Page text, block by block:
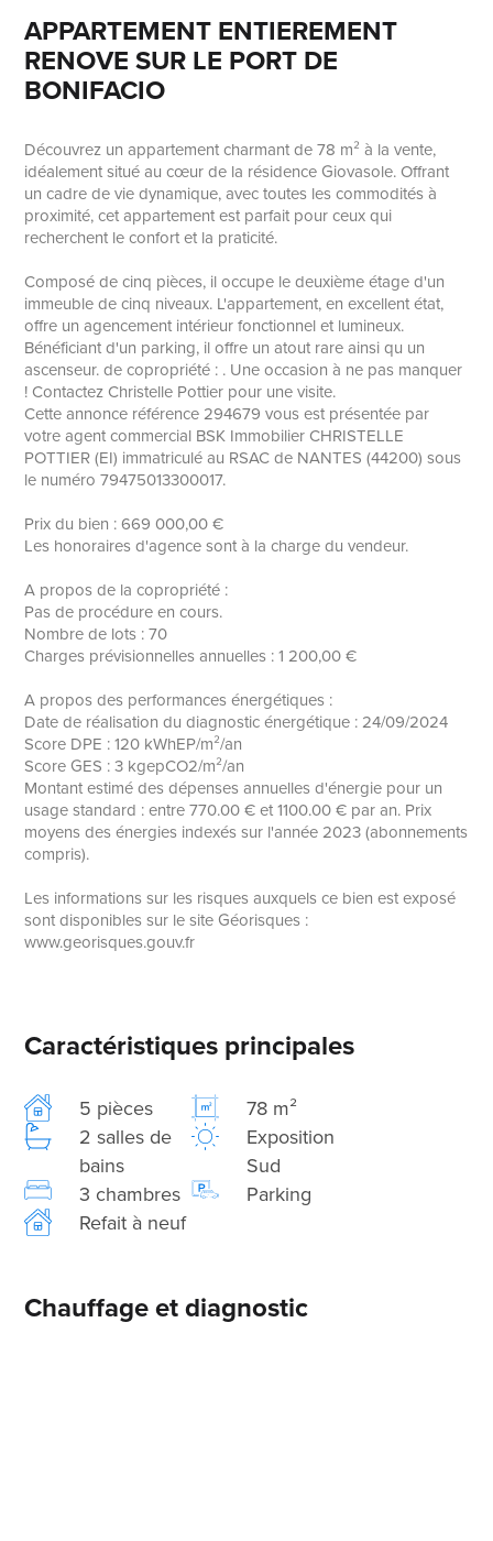
APPARTEMENT ENTIEREMENT
RENOVE SUR LE PORT DE
BONIFACIO
Découvrez un appartement charmant de 78 m² à la vente,
idéalement situé au cœur de la résidence Giovasole. Offrant
un cadre de vie dynamique, avec toutes les commodités à
proximité, cet appartement est parfait pour ceux qui
recherchent le confort et la praticité.
Composé de cinq pièces, il occupe le deuxième étage d'un
immeuble de cinq niveaux. L'appartement, en excellent état,
offre un agencement intérieur fonctionnel et lumineux.
Bénéficiant d'un parking, il offre un atout rare ainsi qu un
ascenseur. de copropriété : . Une occasion à ne pas manquer
! Contactez Christelle Pottier pour une visite.
Cette annonce référence 294679 vous est présentée par
votre agent commercial BSK Immobilier CHRISTELLE
POTTIER (EI) immatriculé au RSAC de NANTES (44200) sous
le numéro 79475013300017.
Prix du bien : 669 000,00 €
Les honoraires d'agence sont à la charge du vendeur.
A propos de la copropriété :
Pas de procédure en cours.
Nombre de lots : 70
Charges prévisionnelles annuelles : 1 200,00 €
A propos des performances énergétiques :
Date de réalisation du diagnostic énergétique : 24/09/2024
Score DPE : 120 kWhEP/m²/an
Score GES : 3 kgepCO2/m²/an
Montant estimé des dépenses annuelles d'énergie pour un
usage standard : entre 770.00 € et 1100.00 € par an. Prix
moyens des énergies indexés sur l'année 2023 (abonnements
compris).
Les informations sur les risques auxquels ce bien est exposé
sont disponibles sur le site Géorisques :
www.georisques.gouv.fr
Caractéristiques principales
5 pièces
78 m²
2 salles de
bains
Exposition
Sud
3 chambres
Parking
Refait à neuf
Chauffage et diagnostic